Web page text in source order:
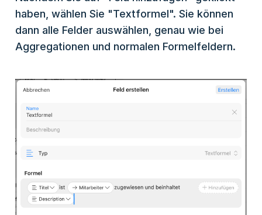
haben, wählen Sie "Textformel". Sie können
dann alle Felder auswählen, genau wie bei
Aggregationen und normalen Formelfeldern.